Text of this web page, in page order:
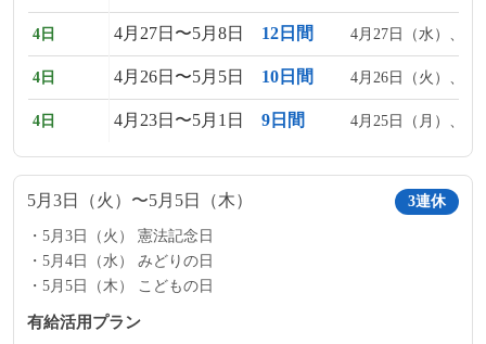
4日 4月27日〜5月8日 12日間 4月27日（水）、4
4日 4月26日〜5月5日 10日間 4月26日（火）、4
4日 4月23日〜5月1日 9日間 4月25日（月）、4
5月3日（火）〜5月5日（木） 3連休
5月3日（火） 憲法記念日
5月4日（水） みどりの日
5月5日（木） こどもの日
有給活用プラン